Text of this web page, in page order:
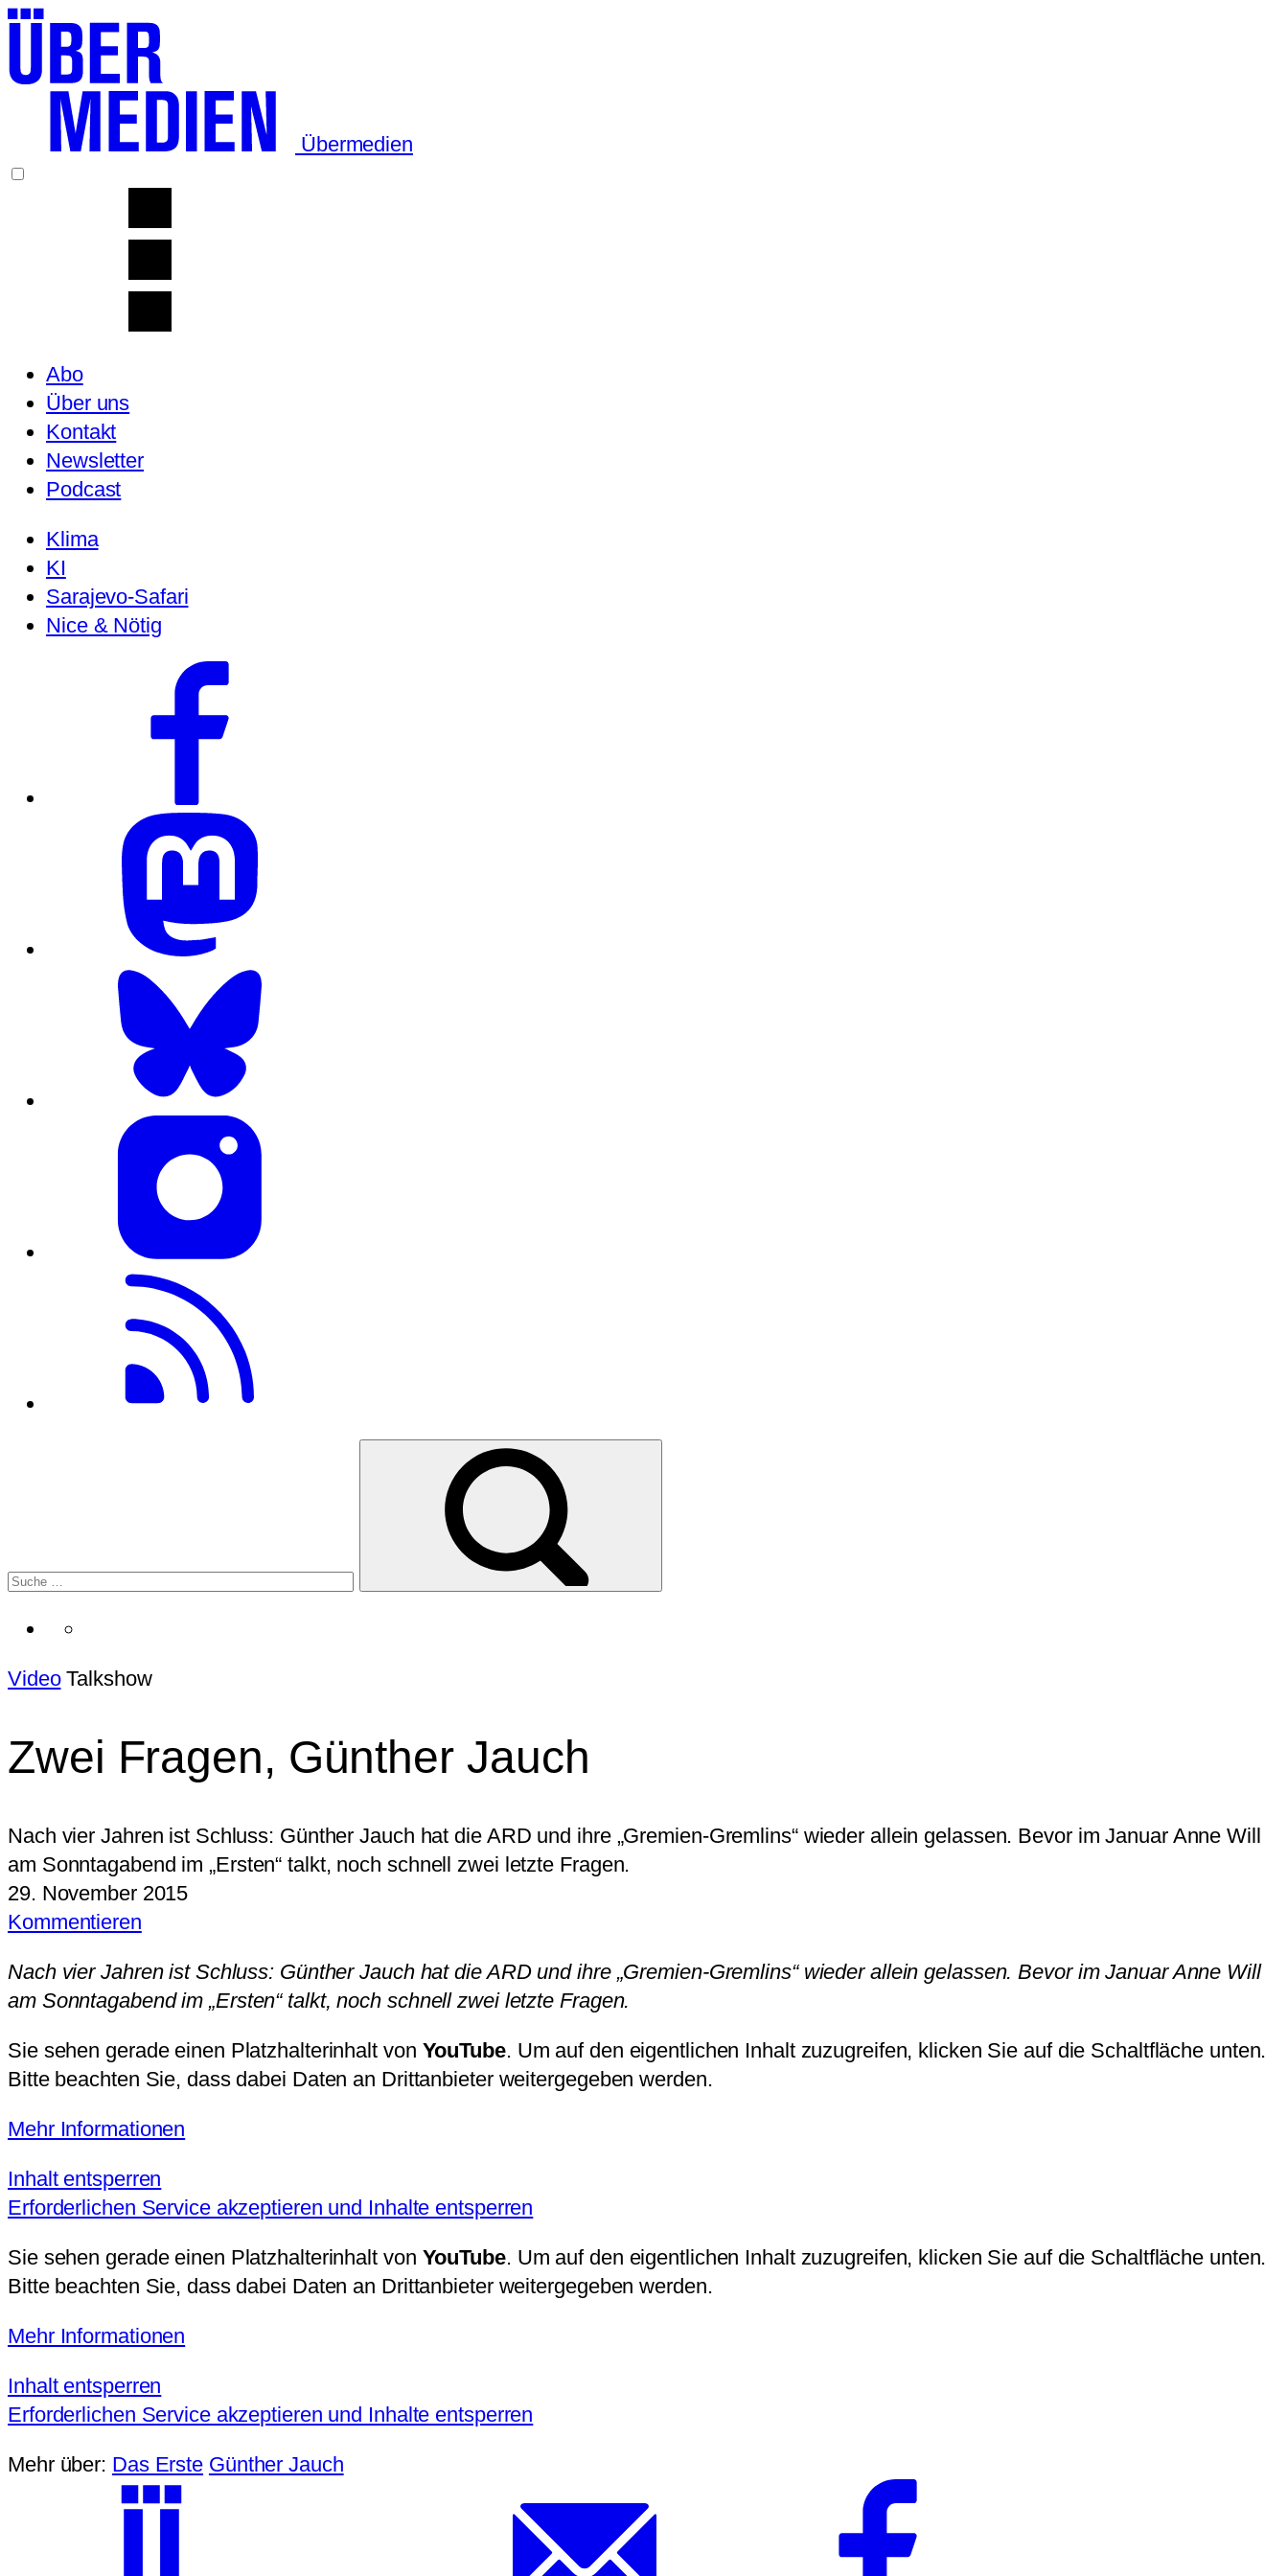
Übermedien
Abo
Über uns
Kontakt
Newsletter
Podcast
Klima
KI
Sarajevo-Safari
Nice & Nötig
Video Talkshow
Zwei Fragen, Günther Jauch
Nach vier Jahren ist Schluss: Günther Jauch hat die ARD und ihre „Gremien-Gremlins“ wieder allein gelassen. Bevor im Januar Anne Will
am Sonntagabend im „Ersten“ talkt, noch schnell zwei letzte Fragen.
29. November 2015
Kommentieren
Nach vier Jahren ist Schluss: Günther Jauch hat die ARD und ihre „Gremien-Gremlins“ wieder allein gelassen. Bevor im Januar Anne Will
am Sonntagabend im „Ersten“ talkt, noch schnell zwei letzte Fragen.
Sie sehen gerade einen Platzhalterinhalt von YouTube. Um auf den eigentlichen Inhalt zuzugreifen, klicken Sie auf die Schaltfläche unten.
Bitte beachten Sie, dass dabei Daten an Drittanbieter weitergegeben werden.
Mehr Informationen
Inhalt entsperren
Erforderlichen Service akzeptieren und Inhalte entsperren
Sie sehen gerade einen Platzhalterinhalt von YouTube. Um auf den eigentlichen Inhalt zuzugreifen, klicken Sie auf die Schaltfläche unten.
Bitte beachten Sie, dass dabei Daten an Drittanbieter weitergegeben werden.
Mehr Informationen
Inhalt entsperren
Erforderlichen Service akzeptieren und Inhalte entsperren
Mehr über: Das Erste Günther Jauch